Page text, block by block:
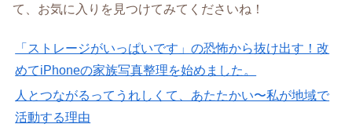
て、お気に入りを見つけてみてくださいね！
「ストレージがいっぱいです」の恐怖から抜け出す！改
めてiPhoneの家族写真整理を始めました。
人とつながるってうれしくて、あたたかい〜私が地域で
活動する理由